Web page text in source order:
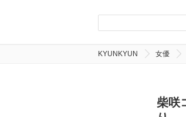
KYUNKYUN 女優
柴咲